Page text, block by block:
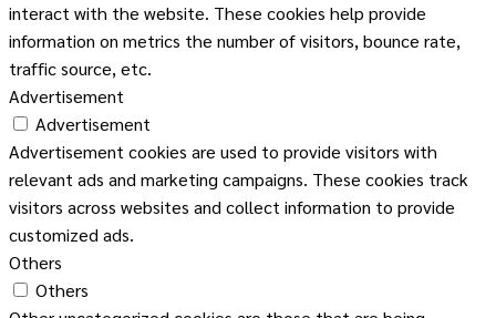
interact with the website. These cookies help provide
information on metrics the number of visitors, bounce rate,
traffic source, etc.
Advertisement
Advertisement
Advertisement cookies are used to provide visitors with
relevant ads and marketing campaigns. These cookies track
visitors across websites and collect information to provide
customized ads.
Others
Others